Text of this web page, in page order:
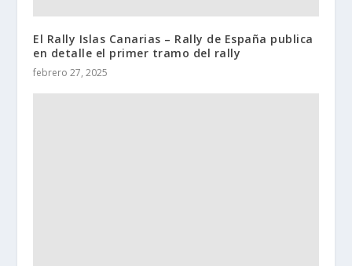
El Rally Islas Canarias – Rally de España publica
en detalle el primer tramo del rally
febrero 27, 2025